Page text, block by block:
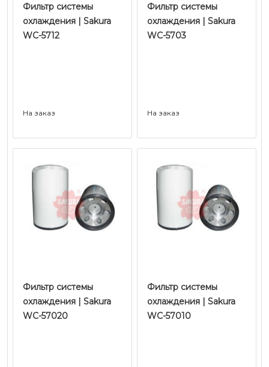
Фильтр системы
охлаждения | Sakura
WC-5712
На заказ
Фильтр системы
охлаждения | Sakura
WC-5703
На заказ
Фильтр системы
охлаждения | Sakura
WC-57020
Фильтр системы
охлаждения | Sakura
WC-57010